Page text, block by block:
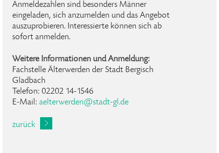
Anmeldezahlen sind besonders Männer
eingeladen, sich anzumelden und das Angebot
auszuprobieren. Interessierte können sich ab
sofort anmelden.
Weitere Informationen und Anmeldung:
Fachstelle Älterwerden der Stadt Bergisch
Gladbach
Telefon: 02202 14-1546
E-Mail: aelterwerden@stadt-gl.de
zurück